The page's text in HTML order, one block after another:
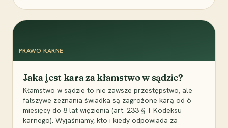
PRAWO KARNE
Jaka jest kara za kłamstwo w sądzie?
Kłamstwo w sądzie to nie zawsze przestępstwo, ale
fałszywe zeznania świadka są zagrożone karą od 6
miesięcy do 8 lat więzienia (art. 233 § 1 Kodeksu
karnego). Wyjaśniamy, kto i kiedy odpowiada za